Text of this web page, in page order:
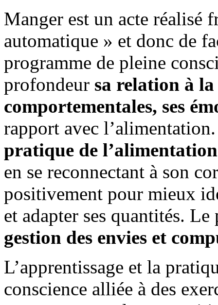
Manger est un acte réalisé
automatique » et donc de
programme de pleine
profondeur sa relation à
comportementales, ses
rapport avec
pratique de
en se reconnectant à son
positivement pour mieux
et adapter ses quantités.
gestion des envies et
L’apprentissage et la
conscience alliée à des